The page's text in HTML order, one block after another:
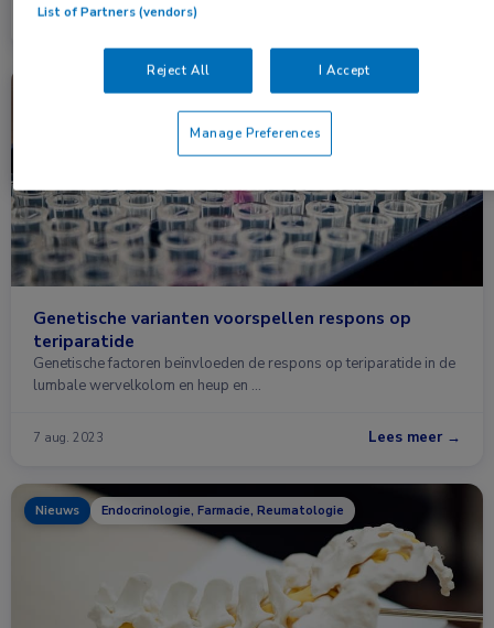
18 dec. 2023
Endocrinologie, Reumatologie
Genetische varianten voorspellen respons op
teriparatide
Genetische factoren beïnvloeden de respons op teriparatide in de
lumbale wervelkolom en heup en …
7 aug. 2023 Lees meer →
Nieuws Endocrinologie, Farmacie, Reumatologie
List of Partners (vendors)
Reject All I Accept
Manage Preferences